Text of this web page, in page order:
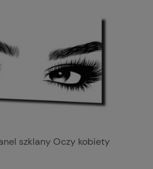
szklany Oczy kobiety